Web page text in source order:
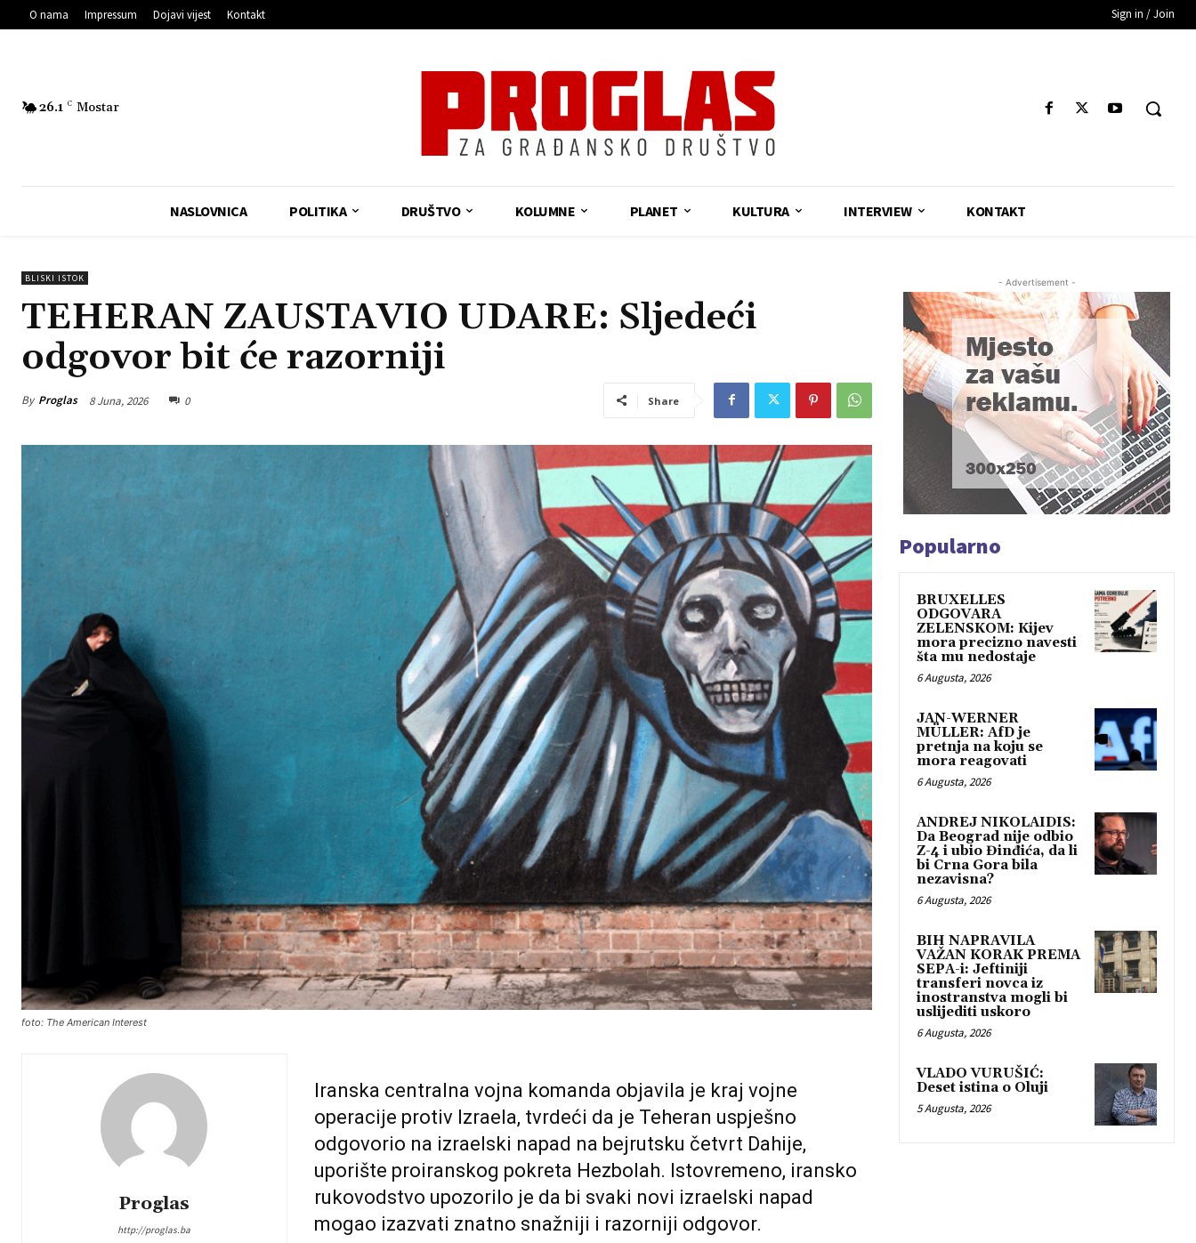
O nama Impressum Dojavi vijest Kontakt Sign in / Join
26.1 C Mostar
NASLOVNICA POLITIKA DRUŠTVO KOLUMNE PLANET KULTURA INTERVIEW KONTAKT
BLISKI ISTOK
TEHERAN ZAUSTAVIO UDARE: Sljedeći
odgovor bit će razorniji
By Proglas 8 Juna, 2026 0 Share
foto: The American Interest
Proglas
http://proglas.ba
Iranska centralna vojna komanda objavila je kraj vojne
operacije protiv Izraela, tvrdeći da je Teheran uspješno
odgovorio na izraelski napad na bejrutsku četvrt Dahije,
uporište proiranskog pokreta Hezbolah. Istovremeno, iransko
rukovodstvo upozorilo je da bi svaki novi izraelski napad
mogao izazvati znatno snažniji i razorniji odgovor.
- Advertisement -
Popularno
BRUXELLES
ODGOVARA
ZELENSKOM: Kijev
mora precizno navesti
šta mu nedostaje
6 Augusta, 2026
JAN-WERNER
MÜLLER: AfD je
pretnja na koju se
mora reagovati
6 Augusta, 2026
ANDREJ NIKOLAIDIS:
Da Beograd nije odbio
Z-4 i ubio Đinđića, da li
bi Crna Gora bila
nezavisna?
6 Augusta, 2026
BIH NAPRAVILA
VAŽAN KORAK PREMA
SEPA-i: Jeftiniji
transferi novca iz
inostranstva mogli bi
uslijediti uskoro
6 Augusta, 2026
VLADO VURUŠIĆ:
Deset istina o Oluji
5 Augusta, 2026